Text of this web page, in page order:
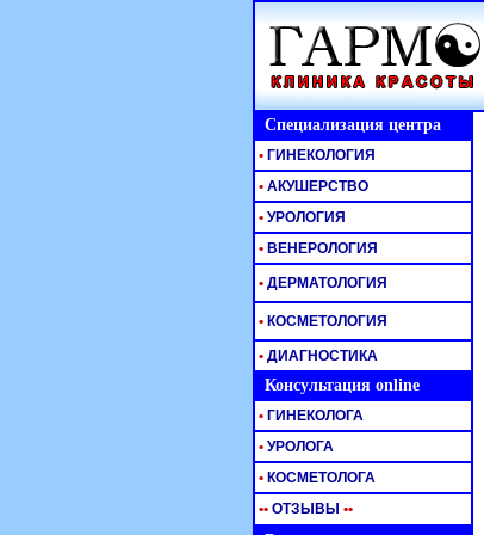
Специализация центра
• ГИНЕКОЛОГИЯ
• АКУШЕРСТВО
• УРОЛОГИЯ
• ВЕНЕРОЛОГИЯ
• ДЕРМАТОЛОГИЯ
• КОСМЕТОЛОГИЯ
• ДИАГНОСТИКА
Консультация online
• ГИНЕКОЛОГА
• УРОЛОГА
• КОСМЕТОЛОГА
•• ОТЗЫВЫ ••